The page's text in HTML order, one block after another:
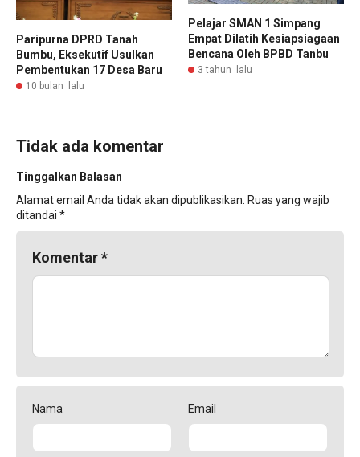
Paripurna DPRD Tanah
Bumbu, Eksekutif Usulkan
Pembentukan 17 Desa Baru
10 bulan lalu
Pelajar SMAN 1 Simpang
Empat Dilatih Kesiapsiagaan
Bencana Oleh BPBD Tanbu
3 tahun lalu
Tidak ada komentar
Tinggalkan Balasan
Alamat email Anda tidak akan dipublikasikan. Ruas yang wajib
ditandai *
Komentar*
Nama Email